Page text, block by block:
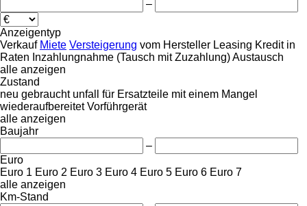
–
Anzeigentyp
Verkauf Miete Versteigerung vom Hersteller Leasing Kredit in
Raten Inzahlungnahme (Tausch mit Zuzahlung)Austausch
alle anzeigen
Zustand
neu gebraucht unfall für Ersatzteile mit einem Mangel
wiederaufbereitet Vorführgerät
alle anzeigen
Baujahr
–
Euro
Euro 1 Euro 2 Euro 3 Euro 4 Euro 5 Euro 6 Euro 7
alle anzeigen
Km-Stand